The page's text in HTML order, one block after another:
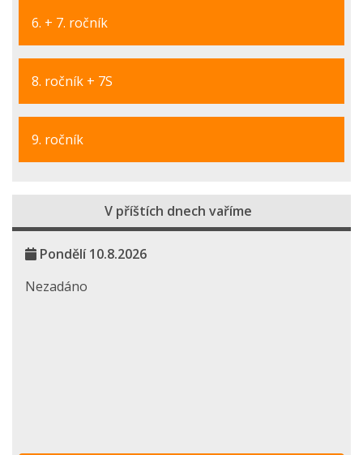
6. + 7. ročník
8. ročník + 7S
9. ročník
V příštích dnech vaříme
Pondělí 10.8.2026
Nezadáno